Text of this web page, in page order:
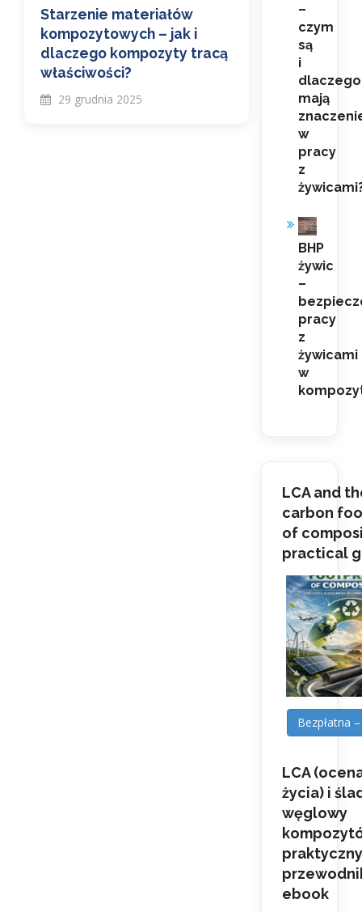
–
czym
są
i
dlaczego
mają
w
pracy
z
BHP
żywic
–
pracy
z
żywicami
w
LCA and
carbon
of
practical
Bezpłatna
LCA
życia) i
węglowy
praktyczny
ebook
Starzenie materiałów
kompozytowych – jak i
dlaczego kompozyty tracą
właściwości?
29 grudnia 2025